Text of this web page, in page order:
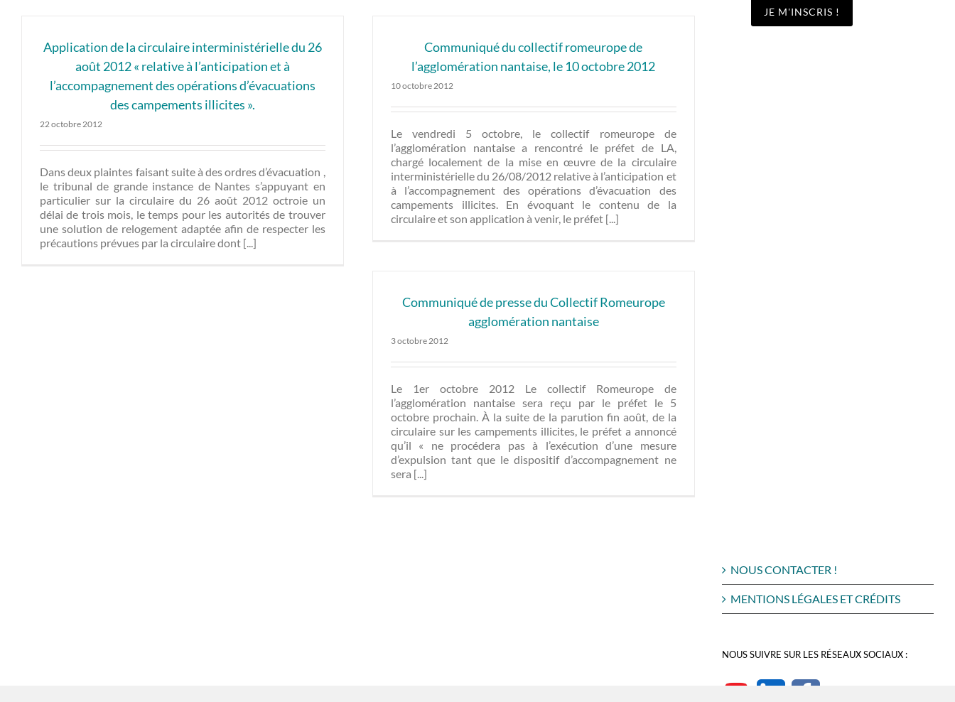
Application de la circulaire interministérielle du 26
août 2012 « relative à l’anticipation et à
l’accompagnement des opérations d’évacuations
des campements illicites ».
22 octobre 2012
Dans deux plaintes faisant suite à des ordres d’évacuation ,
le tribunal de grande instance de Nantes s’appuyant en
particulier sur la circulaire du 26 août 2012 octroie un
délai de trois mois, le temps pour les autorités de trouver
une solution de relogement adaptée afin de respecter les
précautions prévues par la circulaire dont [...]
Communiqué du collectif romeurope de
l’agglomération nantaise, le 10 octobre 2012
10 octobre 2012
Le vendredi 5 octobre, le collectif romeurope de
l’agglomération nantaise a rencontré le préfet de LA,
chargé localement de la mise en œuvre de la circulaire
interministérielle du 26/08/2012 relative à l’anticipation et
à l’accompagnement des opérations d’évacuation des
campements illicites. En évoquant le contenu de la
circulaire et son application à venir, le préfet [...]
Communiqué de presse du Collectif Romeurope
agglomération nantaise
3 octobre 2012
Le 1er octobre 2012 Le collectif Romeurope de
l’agglomération nantaise sera reçu par le préfet le 5
octobre prochain. À la suite de la parution fin août, de la
circulaire sur les campements illicites, le préfet a annoncé
qu’il « ne procédera pas à l’exécution d’une mesure
d’expulsion tant que le dispositif d’accompagnement ne
sera [...]
NOUS CONTACTER !
MENTIONS LÉGALES ET CRÉDITS
NOUS SUIVRE SUR LES RÉSEAUX SOCIAUX :